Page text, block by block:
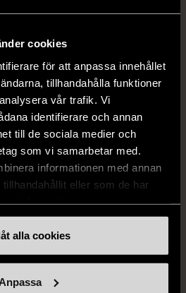
cookies
för att anpassa innehållet
tillhandahålla funktioner
vår trafik. Vi
identifierare och annan
till de sociala medier och
som vi samarbetar med.
informationen med annan
eller som de har
alla cookies
Anpassa
1/5
Bondelid - Randig skjorta
- Blå vit
XL (52)
Mycket gott skick
199 kr